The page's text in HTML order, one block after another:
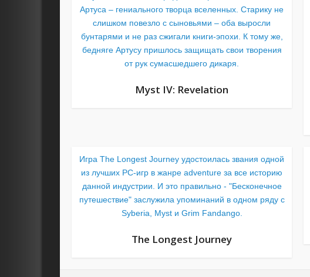
Артуса – гениального творца вселенных. Старику не
слишком повезло с сыновьями – оба выросли
бунтарями и не раз сжигали книги-эпохи. К тому же,
бедняге Артусу пришлось защищать свои творения
от рук сумасшедшего дикаря.
Myst IV: Revelation
Игра The Longest Journey удостоилась звания одной
из лучших PC-игр в жанре adventure за все историю
данной индустрии. И это правильно - "Бесконечное
путешествие" заслужила упоминаний в одном ряду с
Syberia, Myst и Grim Fandango.
The Longest Journey